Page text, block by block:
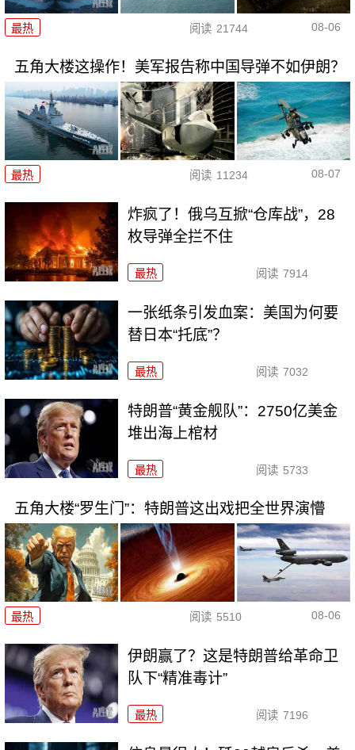
最热 阅读 21744 08-06
五角大楼这操作！美军报告称中国导弹不如伊朗？
最热 阅读 11234 08-07
炸疯了！俄乌互掀“仓库战”，28
枚导弹全拦不住
最热 阅读 7914
一张纸条引发血案：美国为何要
替日本“托底”？
最热 阅读 7032
特朗普“黄金舰队”：2750亿美金
堆出海上棺材
最热 阅读 5733
五角大楼“罗生门”：特朗普这出戏把全世界演懵
最热 阅读 5510 08-06
伊朗赢了？这是特朗普给革命卫
队下“精准毒计”
最热 阅读 7196